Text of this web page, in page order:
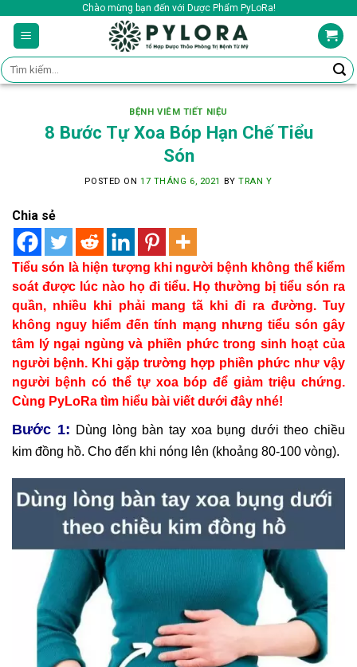
content
Chào mừng bạn đến với Dược Phẩm PyLoRa!
Tìm
kiếm:
BỆNH VIÊM TIẾT NIỆU
8 Bước Tự Xoa Bóp Hạn Chế Tiểu
Són
POSTED ON 17 THÁNG 6, 2021 BYTRAN Y
Chia sẻ
Tiểu són là hiện tượng khi người bệnh không thể kiểm
soát được lúc nào họ đi tiểu. Họ thường bị tiểu són ra
quần, nhiều khi phải mang tã khi đi ra đường. Tuy
không nguy hiểm đến tính mạng nhưng tiểu són gây
tâm lý ngại ngùng và phiền phức trong sinh hoạt của
người bệnh. Khi gặp trường hợp phiền phức như vậy
người bệnh có thể tự xoa bóp để giảm triệu chứng.
Cùng PyLoRa tìm hiểu bài viết dưới đây nhé!
Bước 1: Dùng lòng bàn tay xoa bụng dưới theo chiều
kim đồng hồ. Cho đến khi nóng lên (khoảng 80-100 vòng).